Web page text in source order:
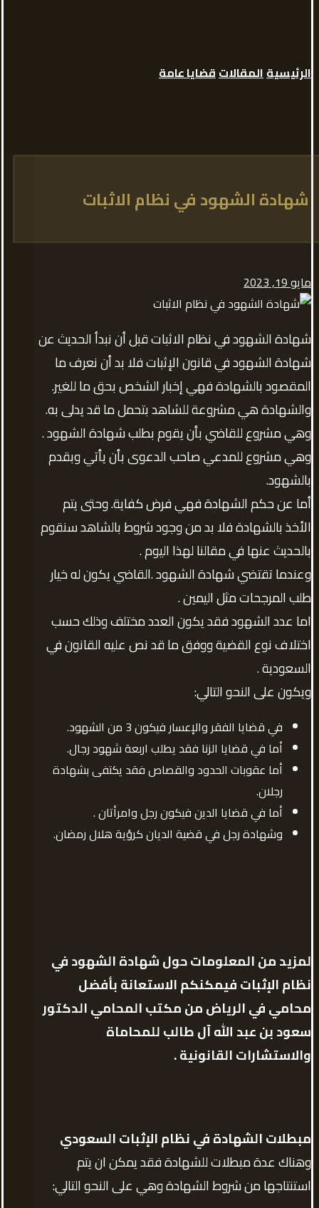
الرئيسيةالمقالاتقضايا عامة
شهادة الشهود في نظام الاثبات
مايو 19, 2023
شهادة الشهود في نظام الاثبات قبل أن نبدأ الحديث عن
شهادة الشهود في قانون الإثبات فلا بد أن نعرف ما
المقصود بالشهادة فهي إخبار الشخص بحق ما للغير.
والشهادة هي مشروعة للشاهد بتحمل ما قد يدلى به.
وهي مشروع للقاضي بأن يقوم بطلب شهادة الشهود .
وهي مشروع للمدعي صاحب الدعوى بأن يأتي وبقدم
بالشهود.
أما عن حكم الشهادة فهي فرض كفاية. وحتى يتم
الأخذ بالشهادة فلا بد من وجود شروط بالشاهد سنقوم
بالحديث عنها في مقالنا لهذا اليوم .
وعندما تقتضي شهادة الشهود .القاضي يكون له خيار
طلب المرجحات مثل اليمين .
اما عدد الشهود فقد يكون العدد مختلف وذلك حسب
اختلاف نوع القضية ووفق ما قد نص عليه القانون في
السعودية .
ويكون على النحو التالي:
في قضايا الفقر والإعسار فيكون 3 من الشهود.
أما في قضايا الزنا فقد يطلب اربعة شهود رجال.
أما عقوبات الحدود والقصاص فقد يكتفى بشهادة
رجلان.
أما في قضايا الدين فيكون رجل وامرأتان .
وشهادة رجل في قضية الديان كرؤية هلال رمضان.
لمزيد من المعلومات حول شهادة الشهود في
نظام الإثبات فيمكنكم الاستعانة بأفضل
محامي في الرياض من مكتب المحامي الدكتور
سعود بن عبد الله آل طالب للمحاماة
والاستشارات القانونية .
مبطلات الشهادة في نظام الإثبات السعودي
وهناك عدة مبطلات للشهادة فقد يمكن ان يتم
استنتاجها من شروط الشهادة وهي على النحو التالي: